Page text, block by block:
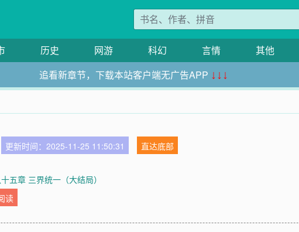
历史 网游 科幻 言情 其他
追看新章节，下载本站客户端无广告APP ↓↓↓
更新时间：2025-11-25 11:50:31
直达底部
五章 三界统一（大结局）
读